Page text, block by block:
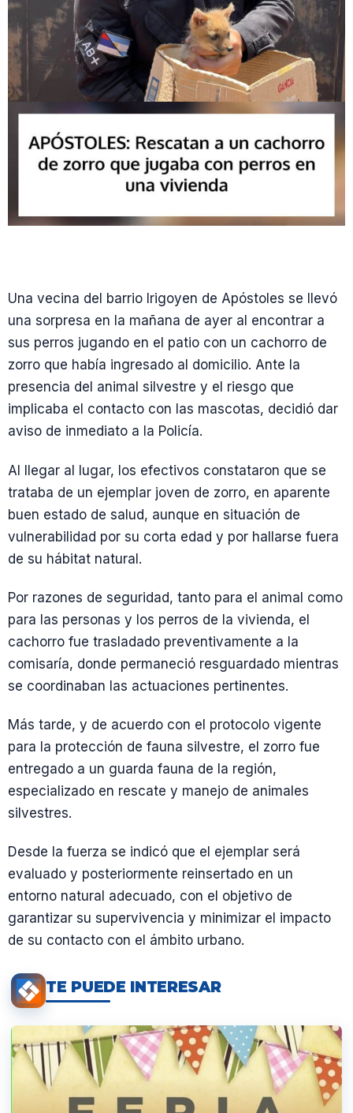
Una vecina del barrio Irigoyen de Apóstoles se llevó
una sorpresa en la mañana de ayer al encontrar a
sus perros jugando en el patio con un cachorro de
zorro que había ingresado al domicilio. Ante la
presencia del animal silvestre y el riesgo que
implicaba el contacto con las mascotas, decidió dar
aviso de inmediato a la Policía.
Al llegar al lugar, los efectivos constataron que se
trataba de un ejemplar joven de zorro, en aparente
buen estado de salud, aunque en situación de
vulnerabilidad por su corta edad y por hallarse fuera
de su hábitat natural.
Por razones de seguridad, tanto para el animal como
para las personas y los perros de la vivienda, el
cachorro fue trasladado preventivamente a la
comisaría, donde permaneció resguardado mientras
se coordinaban las actuaciones pertinentes.
Más tarde, y de acuerdo con el protocolo vigente
para la protección de fauna silvestre, el zorro fue
entregado a un guarda fauna de la región,
especializado en rescate y manejo de animales
silvestres.
Desde la fuerza se indicó que el ejemplar será
evaluado y posteriormente reinsertado en un
entorno natural adecuado, con el objetivo de
garantizar su supervivencia y minimizar el impacto
de su contacto con el ámbito urbano.
TE PUEDE INTERESAR